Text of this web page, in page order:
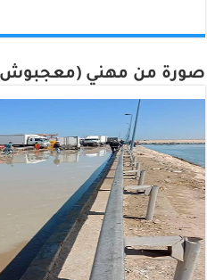
صورة من مهني (معجبوش